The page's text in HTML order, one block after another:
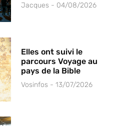
Jacques 04/08/2026
Elles ont suivi le
parcours Voyage au
pays de la Bible
Vosinfos 13/07/2026